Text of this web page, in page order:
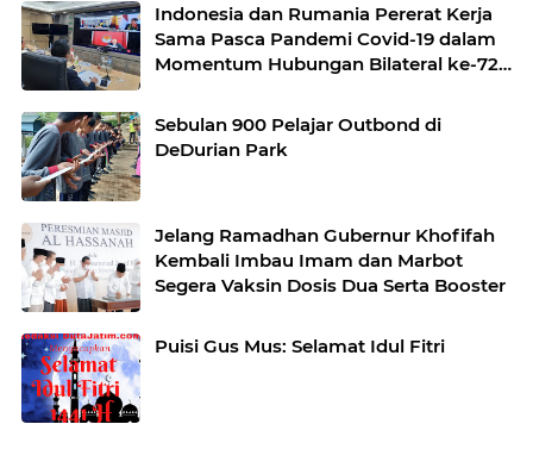
Indonesia dan Rumania Pererat Kerja
Sama Pasca Pandemi Covid-19 dalam
Momentum Hubungan Bilateral ke-72
Sebulan 900 Pelajar Outbond di
DeDurian Park
Jelang Ramadhan Gubernur Khofifah
Kembali Imbau Imam dan Marbot
Segera Vaksin Dosis Dua Serta Booster
Puisi Gus Mus: Selamat Idul Fitri